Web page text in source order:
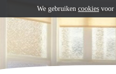
We gebruiken cookies voor